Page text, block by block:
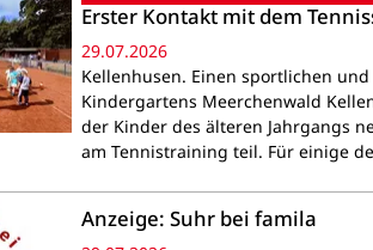
Erster Kontakt mit dem
29.07.2026
Kellenhusen. Einen sportlichen
Kindergartens Meerchenwald
der Kinder des älteren Jahrgangs
am Tennistraining teil. Für einige
Anzeige: Suhr bei famila